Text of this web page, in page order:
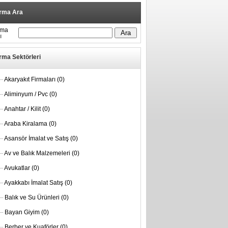
Ara
Sektörleri
Akaryakıt Firmaları (0)
Aliminyum / Pvc (0)
Anahtar / Kilit(0)
Araba Kiralama (0)
Asansör İmalat ve Satış (0)
Av ve Balık Malzemeleri (0)
Avukatlar (0)
Ayakkabı İmalat Satış (0)
Balık ve Su Ürünleri (0)
Bayan Giyim (0)